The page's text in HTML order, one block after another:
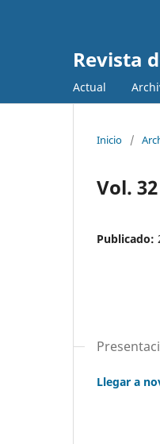
Revista
Actual
Inicio /
Vol.
Publicado:
Llegar a